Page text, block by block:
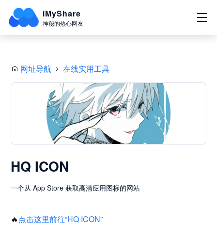
iMyShare
神秘的热心网友
网址导航 在线实用工具
HQ ICON
一个从 App Store 获取高清应用图标的网站
🔥 点击这里前往“HQ ICON”